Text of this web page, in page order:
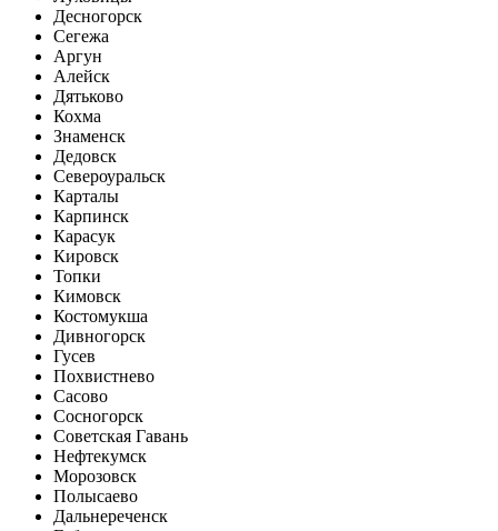
Десногорск
Сегежа
Аргун
Алейск
Дятьково
Кохма
Знаменск
Дедовск
Североуральск
Карталы
Карпинск
Карасук
Кировск
Топки
Кимовск
Костомукша
Дивногорск
Гусев
Похвистнево
Сасово
Сосногорск
Советская Гавань
Нефтекумск
Морозовск
Полысаево
Дальнереченск